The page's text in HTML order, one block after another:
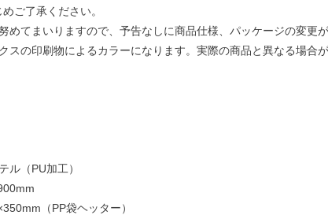
ご了承ください。
めてまいりますので、予告なしに商品仕様、パッケージの変更
スの印刷物によるカラーになります。実際の商品と異なる場合
ル（PU加工）
（PP袋ヘッター）